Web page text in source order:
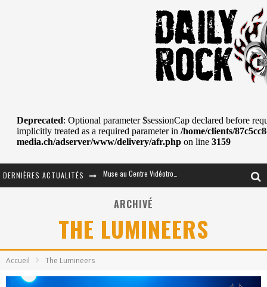
DERNIÈRES ACTUALITÉS Journey et Toto au Centre Bell
La Tragédie sort de la nouvelle musique
Tove Lo était de passage au MTELUS
ARCHIVÉ
THE LUMINEERS
Accueil The Lumineers